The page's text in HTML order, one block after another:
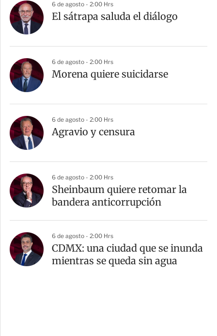
6 de agosto - 2:00 Hrs
El sátrapa saluda el diálogo
6 de agosto - 2:00 Hrs
Morena quiere suicidarse
6 de agosto - 2:00 Hrs
Agravio y censura
6 de agosto - 2:00 Hrs
Sheinbaum quiere retomar la
bandera anticorrupción
6 de agosto - 2:00 Hrs
CDMX: una ciudad que se inunda
mientras se queda sin agua